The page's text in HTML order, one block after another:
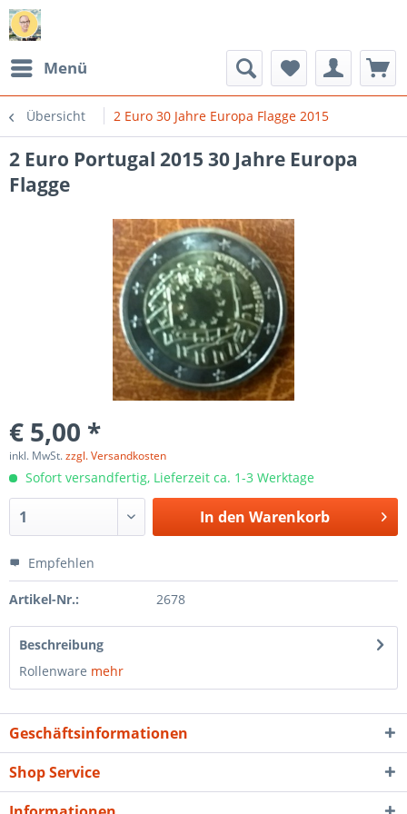
Menü
Übersicht 2 Euro 30 Jahre Europa Flagge 2015
2 Euro Portugal 2015 30 Jahre Europa
Flagge
€ 5,00 *
inkl. MwSt.zzgl. Versandkosten
Sofort versandfertig, Lieferzeit ca. 1-3 Werktage
In den Warenkorb
Empfehlen
Artikel-Nr.: 2678
Beschreibung
Rollenware mehr
Geschäftsinformationen
Shop Service